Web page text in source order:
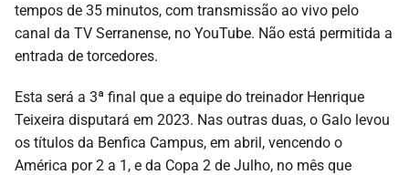
tempos de 35 minutos, com transmissão ao vivo pelo
canal da TV Serranense, no YouTube. Não está permitida a
entrada de torcedores.
Esta será a 3ª final que a equipe do treinador Henrique
Teixeira disputará em 2023. Nas outras duas, o Galo levou
os títulos da Benfica Campus, em abril, vencendo o
América por 2 a 1, e da Copa 2 de Julho, no mês que